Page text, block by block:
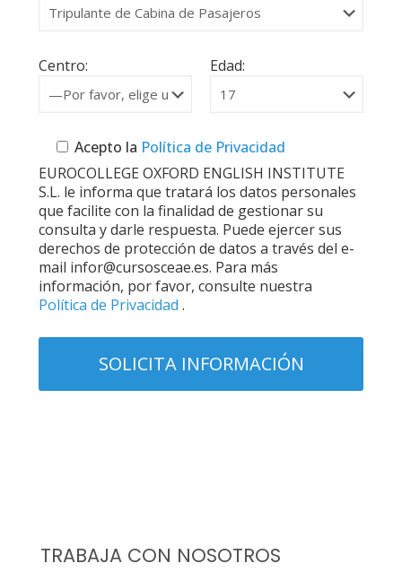
Centro: Edad:
Acepto la Política de Privacidad
EUROCOLLEGE OXFORD ENGLISH INSTITUTE
S.L. le informa que tratará los datos personales
que facilite con la finalidad de gestionar su
consulta y darle respuesta. Puede ejercer sus
derechos de protección de datos a través del e-
mail infor@cursosceae.es. Para más
información, por favor, consulte nuestra
Política de Privacidad .
TRABAJA CON NOSOTROS